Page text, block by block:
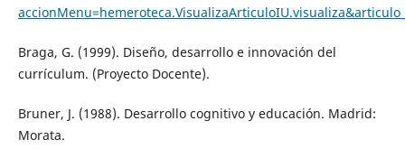
Braga, G. (1999). Diseño, desarrollo e innovación del
currículum. (Proyecto Docente).
Bruner, J. (1988). Desarrollo cognitivo y educación. Madrid:
Morata.